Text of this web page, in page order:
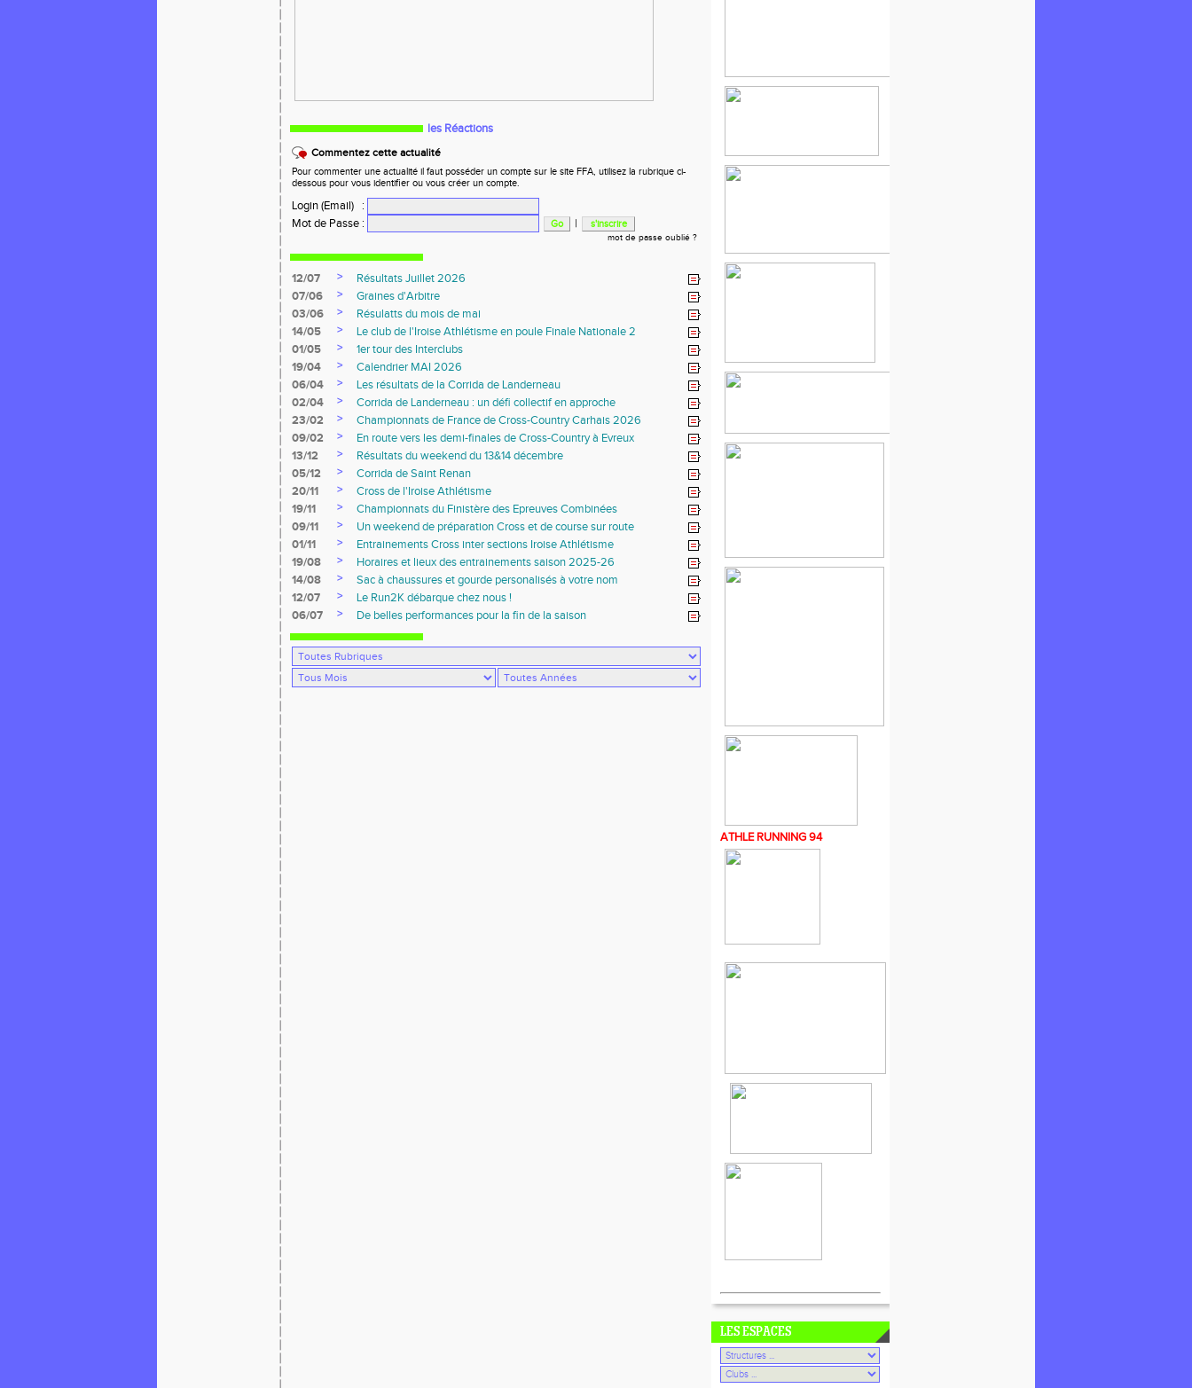
les Réactions
Commentez cette actualité
Pour commenter une actualité il faut posséder un compte sur le site FFA, utilisez la rubrique ci-
dessous pour vous identifier ou vous créer un compte.
Login (Email)
:
Mot de Passe : |
mot de passe oublié ?
12/07 >
Résultats Juillet 2026
07/06
>
Graines d'Arbitre
03/06
>
Résulatts du mois de mai
14/05
>
Le club de l'Iroise Athlétisme en poule Finale Nationale 2
01/05
>
1er tour des Interclubs
19/04
>
Calendrier MAI 2026
06/04
>
Les résultats de la Corrida de Landerneau
02/04
>
Corrida de Landerneau : un défi collectif en approche
23/02
>
Championnats de France de Cross-Country Carhais 2026
09/02
>
En route vers les demi-finales de Cross-Country à Evreux
13/12
>
Résultats du weekend du 13&14 décembre
05/12
>
Corrida de Saint Renan
20/11
>
Cross de l'Iroise Athlétisme
19/11
>
Championnats du Finistère des Epreuves Combinées
09/11
>
Un weekend de préparation Cross et de course sur route
01/11
>
Entrainements Cross inter sections Iroise Athlétisme
19/08
>
Horaires et lieux des entrainements saison 2025-26
14/08
>
Sac à chaussures et gourde personalisés à votre nom
12/07
>
Le Run2K débarque chez nous !
06/07
> De belles performances pour la fin de la saison
ATHLERUNNING 94
LES ESPACES